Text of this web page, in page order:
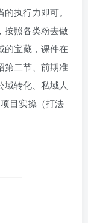
执行力即可。
按照各类粉去做
的宝藏，课件在
第二节、前期准
域转化、私域人
目实操（打法